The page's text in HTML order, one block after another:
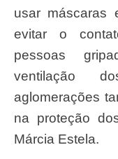
usar máscaras
evitar o
pessoas
ventilação
aglomerações
na proteção
Márcia Estela.